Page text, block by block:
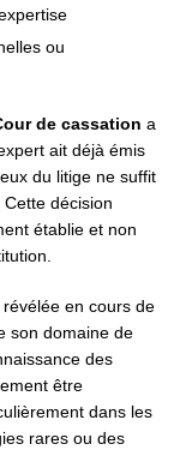
ou
de cassation a
ait déjà émis
du litige ne suffit
décision
établie et non
en cours de
son domaine de
des
être
dans les
rares ou des